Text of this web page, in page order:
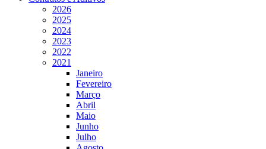
2026
2025
2024
2023
2022
2021
Janeiro
Fevereiro
Março
Abril
Maio
Junho
Julho